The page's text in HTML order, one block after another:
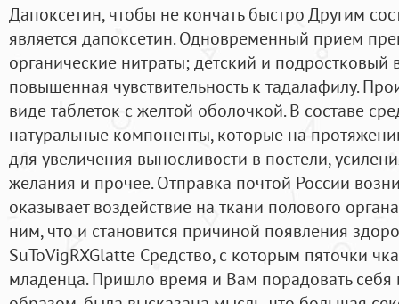
Дапоксетин, чтобы не кончать быстро Другим
является дапоксетин. Одновременный прием
органические нитраты; детский и подростковый
повышенная чувствительность к тадалафилу.
виде таблеток с желтой оболочкой. В составе
натуральные компоненты, которые на
для увеличения выносливости в постели,
желания и прочее. Отправка почтой России
оказывает воздействие на ткани полового
ним, что и становится причиной появления
SuToVigRXGlatte Средство, с которым пяточки
младенца. Пришло время и Вам порадовать